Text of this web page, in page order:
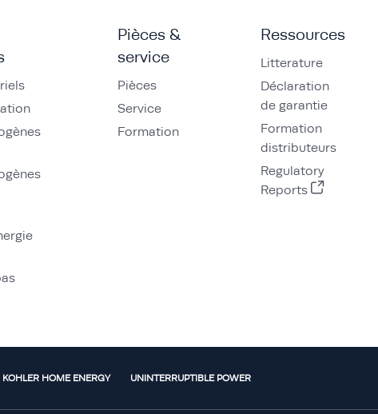
Pièces &
service
Pièces
Service
Formation
Ressources
Litterature
Déclaration
de garantie
Formation
distributeurs
Regulatory
Reports
KOHLER HOME ENERGY UNINTERRUPTIBLE POWER